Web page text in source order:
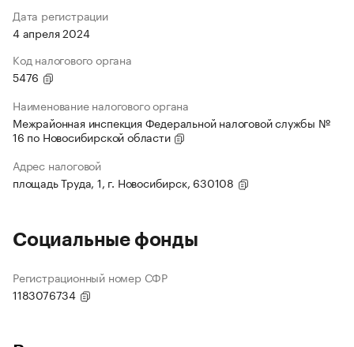
Дата регистрации
4 апреля 2024
Код налогового органа
5476
Наименование налогового органа
Межрайонная инспекция Федеральной налоговой службы №
16 по Новосибирской области
Адрес налоговой
площадь Труда, 1, г. Новосибирск, 630108
Социальные фонды
Регистрационный номер СФР
1183076734